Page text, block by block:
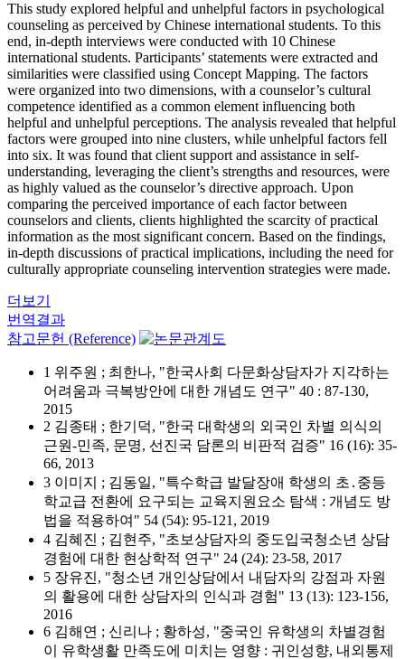
This study explored helpful and unhelpful factors in psychological
counseling as perceived by Chinese international students. To this
end, in-depth interviews were conducted with 10 Chinese
international students. Participants’ statements were extracted and
similarities were classified using Concept Mapping. The factors
were organized into two dimensions, with a counselor’s cultural
competence identified as a common element influencing both
helpful and unhelpful perceptions. The analysis revealed that helpful
factors were grouped into nine clusters, while unhelpful factors fell
into six. It was found that client support and assistance in self-
understanding, leveraging the client’s strengths and resources, were
as highly valued as the counselor’s directive approach. Upon
comparing the perceived importance of each factor between
counselors and clients, clients highlighted the scarcity of practical
information as the most significant concern. Based on the findings,
in-depth discussions of practical implications, including the need for
culturally appropriate counseling intervention strategies were made.
더보기
번역결과
참고문헌 (Reference)
1 위주원 ; 최한나, "한국사회 다문화상담자가 지각하는
어려움과 극복방안에 대한 개념도 연구" 40 : 87-130,
2015
2 김종태 ; 한기덕, "한국 대학생의 외국인 차별 의식의
근원-민족, 문명, 선진국 담론의 비판적 검증" 16 (16): 35-
66, 2013
3 이미지 ; 김동일, "특수학급 발달장애 학생의 초․중등
학교급 전환에 요구되는 교육지원요소 탐색 : 개념도 방
법을 적용하여" 54 (54): 95-121, 2019
4 김혜진 ; 김현주, "초보상담자의 중도입국청소년 상담
경험에 대한 현상학적 연구" 24 (24): 23-58, 2017
5 장유진, "청소년 개인상담에서 내담자의 강점과 자원
의 활용에 대한 상담자의 인식과 경험" 13 (13): 123-156,
2016
6 김해연 ; 신리나 ; 황하성, "중국인 유학생의 차별경험
이 유학생활 만족도에 미치는 영향 : 귀인성향, 내외통제